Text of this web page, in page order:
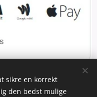
sikre en korrekt
den bedst mulige